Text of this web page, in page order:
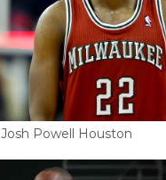
Josh Powell Houston